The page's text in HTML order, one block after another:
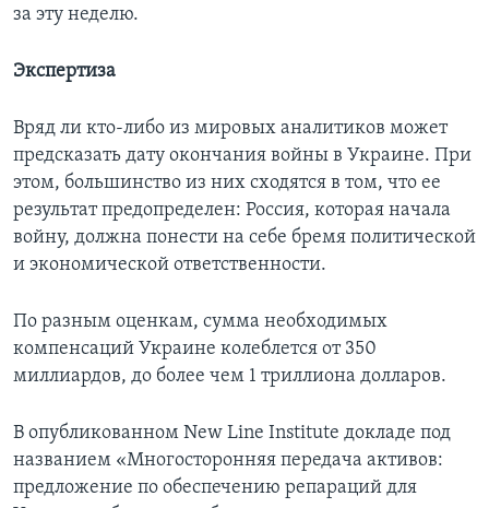
за эту неделю.
Экспертиза
Вряд ли кто-либо из мировых аналитиков может
предсказать дату окончания войны в Украине. При
этом, большинство из них сходятся в том, что ее
результат предопределен: Россия, которая начала
войну, должна понести на себе бремя политической
и экономической ответственности.
По разным оценкам, сумма необходимых
компенсаций Украине колеблется от 350
миллиардов, до более чем 1 триллиона долларов.
В опубликованном New Line Institute докладе под
названием «Многосторонняя передача активов:
предложение по обеспечению репараций для